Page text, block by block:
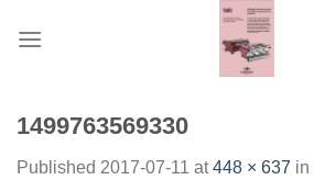
1499763569330
Published 2017-07-11 at448 × 637 in